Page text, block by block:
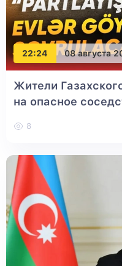
22:24 08 августа
Жители
на опасное
8